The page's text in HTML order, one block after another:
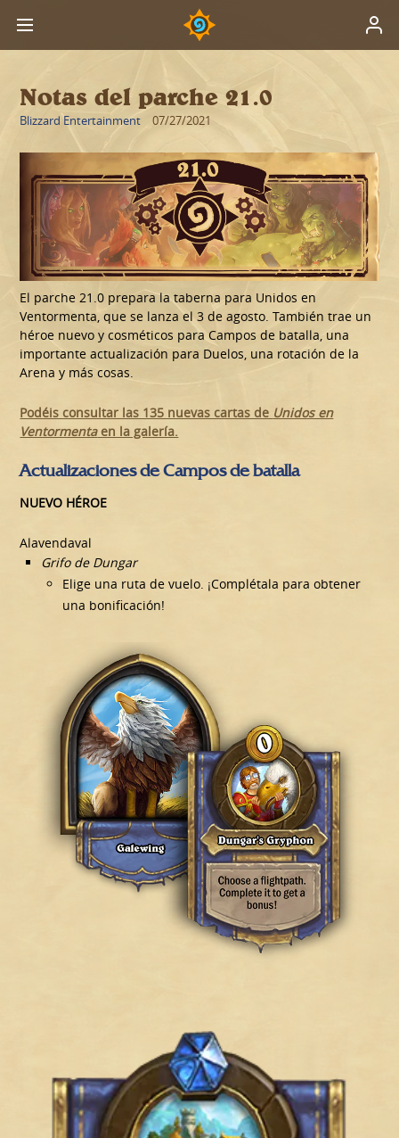
Notas del parche 21.0
Blizzard Entertainment 07/27/2021
El parche 21.0 prepara la taberna para Unidos en
Ventormenta, que se lanza el 3 de agosto. También trae un
héroe nuevo y cosméticos para Campos de batalla, una
importante actualización para Duelos, una rotación de la
Arena y más cosas.
Podéis consultar las 135 nuevas cartas de Unidos en
Ventormentaen la galería.
Actualizaciones de Campos de batalla
NUEVO HÉROE
Alavendaval
Grifo de Dungar
Elige una ruta de vuelo. ¡Complétala para obtener
una bonificación!